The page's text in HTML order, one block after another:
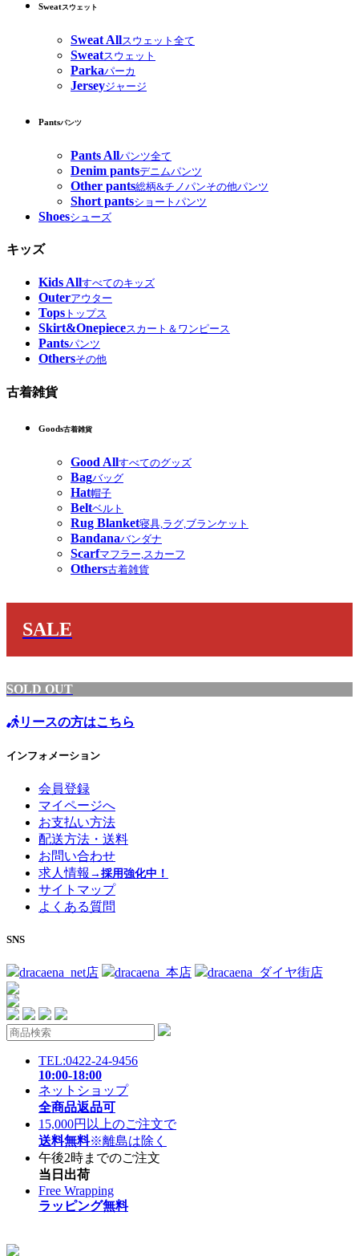
Sweatスウェット
Sweat Allスウェット全て
Sweatスウェット
Parkaパーカ
Jerseyジャージ
Pantsパンツ
Pants Allパンツ全て
Denim pantsデニムパンツ
Other pants総柄&チノパンその他パンツ
Short pantsショートパンツ
Shoesシューズ
キッズ
Kids Allすべてのキッズ
Outerアウター
Tops トップス
Skirt&Onepieceスカート＆ワンピース
Pantsパンツ
Othersその他
古着雑貨
Goods古着雑貨
Good Allすべてのグッズ
Bagバッグ
Hat帽子
Beltベルト
Rug Blanket寝具,ラグ,ブランケット
Bandanaバンダナ
Scarfマフラー,スカーフ
Others古着雑貨
SALE
SOLD OUT
リースの方はこちら
インフォメーション
会員登録
マイページへ
お支払い方法
配送方法・送料
お問い合わせ
求人情報 →採用強化中！
サイトマップ
よくある質問
SNS
dracaena_net店 dracaena_本店 dracaena_ダイヤ街店
TEL:0422-24-9456
10:00-18:00
ネットショップ
全商品返品可
15,000円以上のご注文で
送料無料※離島は除く
午後2時までのご注文
当日出荷
Free Wrapping
ラッピング無料